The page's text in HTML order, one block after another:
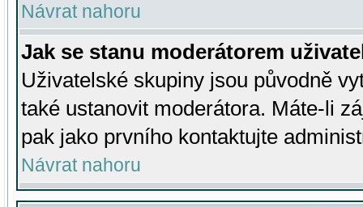
Návrat nahoru
Jak se stanu moderátorem
Uživatelské skupiny jsou původně
také ustanovit moderátora. Máte-li
pak jako prvního kontaktujte
Návrat nahoru